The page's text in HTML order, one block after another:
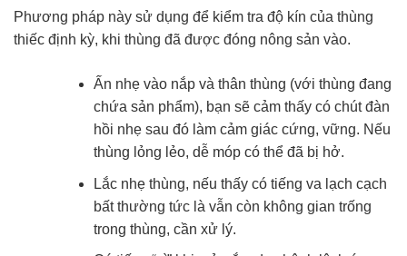
Phương pháp này sử dụng để kiểm tra độ kín của thùng
thiếc định kỳ, khi thùng đã được đóng nông sản vào.
Ấn nhẹ vào nắp và thân thùng (với thùng đang
chứa sản phẩm), bạn sẽ cảm thấy có chút đàn
hồi nhẹ sau đó làm cảm giác cứng, vững. Nếu
thùng lỏng lẻo, dễ móp có thể đã bị hở.
Lắc nhẹ thùng, nếu thấy có tiếng va lạch cạch
bất thường tức là vẫn còn không gian trống
trong thùng, cần xử lý.